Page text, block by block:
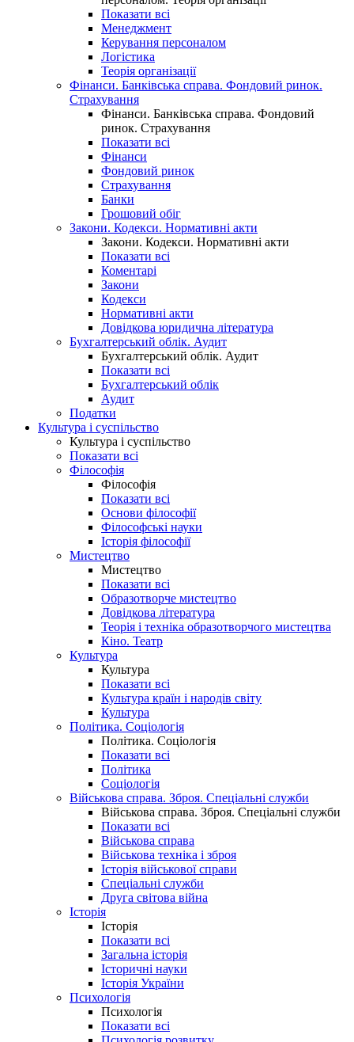
Показати всі
Менеджмент
Керування персоналом
Логістика
Теорія організації
Фінанси. Банківська справа. Фондовий ринок.
Страхування
Фінанси. Банківська справа. Фондовий
ринок. Страхування
Показати всі
Фінанси
Фондовий ринок
Страхування
Банки
Грошовий обіг
Закони. Кодекси. Нормативні акти
Закони. Кодекси. Нормативні акти
Показати всі
Коментарі
Закони
Кодекси
Нормативні акти
Довідкова юридична література
Бухгалтерський облік. Аудит
Бухгалтерський облік. Аудит
Показати всі
Бухгалтерський облік
Аудит
Податки
Культура і суспільство
Культура і суспільство
Показати всі
Філософія
Філософія
Показати всі
Основи філософії
Філософські науки
Історія філософії
Мистецтво
Мистецтво
Показати всі
Образотворче мистецтво
Довідкова література
Теорія і техніка образотворчого мистецтва
Кіно. Театр
Культура
Культура
Показати всі
Культура країн і народів світу
Культура
Політика. Соціологія
Політика. Соціологія
Показати всі
Політика
Соціологія
Військова справа. Зброя. Спеціальні служби
Військова справа. Зброя. Спеціальні служби
Показати всі
Військова справа
Військова техніка і зброя
Історія військової справи
Спеціальні служби
Друга світова війна
Історія
Історія
Показати всі
Загальна історія
Історичні науки
Історія України
Психологія
Психологія
Показати всі